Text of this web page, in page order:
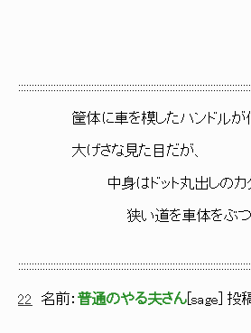
|| 〉 ﾄ、
（_ ＼ ?ヽ
ヽ＿ノ
筐体に車を模したハンドルが付
大げさな見た目だが、
中身はドット丸出しのカクカ
狭い道を車体をぶつけなが
22 名前： 普通のやる夫さん sage ] 投